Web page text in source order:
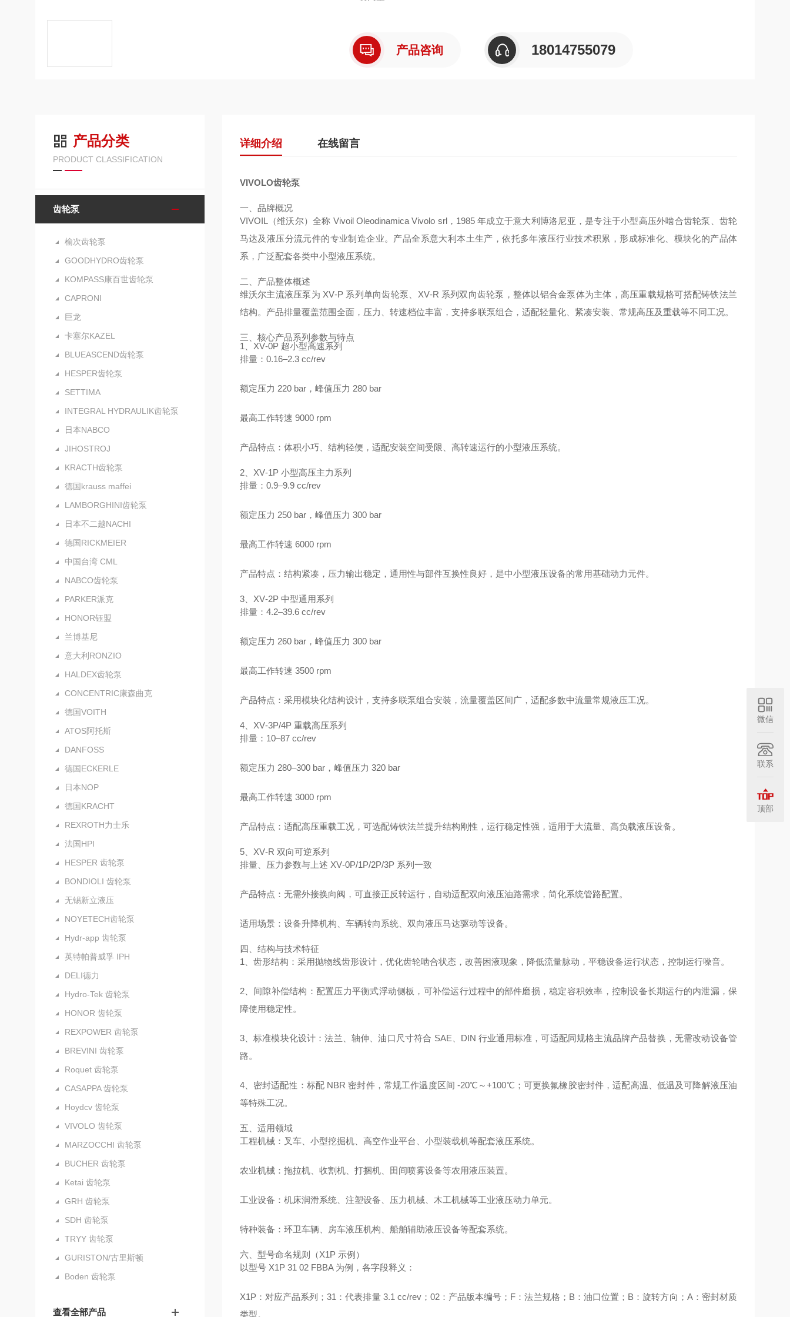
产品咨询 18014755079
产品分类
PRODUCT CLASSIFICATION
齿轮泵
榆次齿轮泵
GOODHYDRO齿轮泵
KOMPASS康百世齿轮泵
CAPRONI
巨龙
卡塞尔KAZEL
BLUEASCEND齿轮泵
HESPER齿轮泵
SETTIMA
INTEGRAL HYDRAULIK齿轮泵
日本NABCO
JIHOSTROJ
KRACTH齿轮泵
德国krauss maffei
LAMBORGHINI齿轮泵
日本不二越NACHI
德国RICKMEIER
中国台湾 CML
NABCO齿轮泵
PARKER派克
HONOR钰盟
兰博基尼
意大利RONZIO
HALDEX齿轮泵
CONCENTRIC康森曲克
德国VOITH
ATOS阿托斯
DANFOSS
德国ECKERLE
日本NOP
德国KRACHT
REXROTH力士乐
法国HPI
HESPER 齿轮泵
BONDIOLI 齿轮泵
无锡新立液压
NOYETECH齿轮泵
Hydr-app 齿轮泵
英特帕普威孚 IPH
DELI德力
Hydro-Tek 齿轮泵
HONOR 齿轮泵
REXPOWER 齿轮泵
BREVINI 齿轮泵
Roquet 齿轮泵
CASAPPA 齿轮泵
Hoydcv 齿轮泵
VIVOLO 齿轮泵
MARZOCCHI 齿轮泵
BUCHER 齿轮泵
Ketai 齿轮泵
GRH 齿轮泵
SDH 齿轮泵
TRYY 齿轮泵
GURISTON/古里斯顿
Boden 齿轮泵
查看全部产品
详细介绍 在线留言
VIVOLO齿轮泵
一、品牌概况
VIVOIL（维沃尔）全称 Vivoil Oleodinamica Vivolo srl，1985 年成立于意大利博洛尼亚，是专注于小型高压外啮合齿轮泵、齿轮
马达及液压分流元件的专业制造企业。产品全系意大利本土生产，依托多年液压行业技术积累，形成标准化、模块化的产品体
系，广泛配套各类中小型液压系统。
二、产品整体概述
维沃尔主流液压泵为 XV‑P 系列单向齿轮泵、XV‑R 系列双向齿轮泵，整体以铝合金泵体为主体，高压重载规格可搭配铸铁法兰
结构。产品排量覆盖范围全面，压力、转速档位丰富，支持多联泵组合，适配轻量化、紧凑安装、常规高压及重载等不同工况。
三、核心产品系列参数与特点
1、XV‑0P 超小型高速系列
排量：0.16–2.3 cc/rev
额定压力 220 bar，峰值压力 280 bar
最高工作转速 9000 rpm
产品特点：体积小巧、结构轻便，适配安装空间受限、高转速运行的小型液压系统。
2、XV‑1P 小型高压主力系列
排量：0.9–9.9 cc/rev
额定压力 250 bar，峰值压力 300 bar
最高工作转速 6000 rpm
产品特点：结构紧凑，压力输出稳定，通用性与部件互换性良好，是中小型液压设备的常用基础动力元件。
3、XV‑2P 中型通用系列
排量：4.2–39.6 cc/rev
额定压力 260 bar，峰值压力 300 bar
最高工作转速 3500 rpm
产品特点：采用模块化结构设计，支持多联泵组合安装，流量覆盖区间广，适配多数中流量常规液压工况。
4、XV‑3P/4P 重载高压系列
排量：10–87 cc/rev
额定压力 280–300 bar，峰值压力 320 bar
最高工作转速 3000 rpm
产品特点：适配高压重载工况，可选配铸铁法兰提升结构刚性，运行稳定性强，适用于大流量、高负载液压设备。
5、XV‑R 双向可逆系列
排量、压力参数与上述 XV‑0P/1P/2P/3P 系列一致
产品特点：无需外接换向阀，可直接正反转运行，自动适配双向液压油路需求，简化系统管路配置。
适用场景：设备升降机构、车辆转向系统、双向液压马达驱动等设备。
四、结构与技术特征
1、齿形结构：采用抛物线齿形设计，优化齿轮啮合状态，改善困液现象，降低流量脉动，平稳设备运行状态，控制运行噪音。
2、间隙补偿结构：配置压力平衡式浮动侧板，可补偿运行过程中的部件磨损，稳定容积效率，控制设备长期运行的内泄漏，保
障使用稳定性。
3、标准模块化设计：法兰、轴伸、油口尺寸符合 SAE、DIN 行业通用标准，可适配同规格主流品牌产品替换，无需改动设备管
路。
4、密封适配性：标配 NBR 密封件，常规工作温度区间 -20℃～+100℃；可更换氟橡胶密封件，适配高温、低温及可降解液压油
等特殊工况。
五、适用领域
工程机械：叉车、小型挖掘机、高空作业平台、小型装载机等配套液压系统。
农业机械：拖拉机、收割机、打捆机、田间喷雾设备等农用液压装置。
工业设备：机床润滑系统、注塑设备、压力机械、木工机械等工业液压动力单元。
特种装备：环卫车辆、房车液压机构、船舶辅助液压设备等配套系统。
六、型号命名规则（X1P 示例）
以型号 X1P 31 02 FBBA 为例，各字段释义：
X1P：对应产品系列；31：代表排量 3.1 cc/rev；02：产品版本编号；F：法兰规格；B：油口位置；B：旋转方向；A：密封材质
类型。
微信
联系
顶部